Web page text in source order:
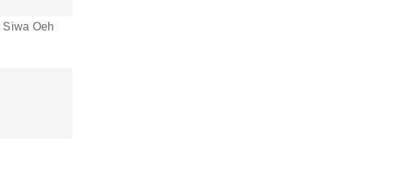
Siwa Oeh